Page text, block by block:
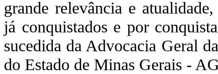
grande relevância e
já conquistados e por
sucedida da Advocacia Geral
do Estado de Minas Gerais -